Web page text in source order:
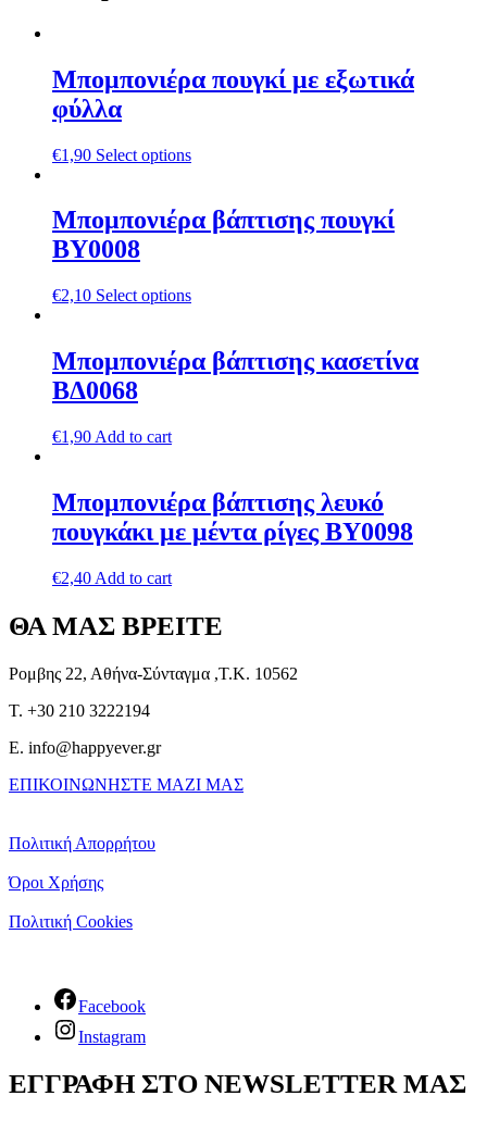
Μπομπονιέρα πουγκί με εξωτικά
φύλλα
€1,90 Select options
Μπομπονιέρα βάπτισης πουγκί
ΒΥ0008
€2,10 Select options
Μπομπονιέρα βάπτισης κασετίνα
ΒΔ0068
€1,90 Add to cart
Μπομπονιέρα βάπτισης λευκό
πουγκάκι με μέντα ρίγες ΒΥ0098
€2,40 Add to cart
ΘΑ ΜΑΣ ΒΡΕΙΤΕ
Ρομβης 22, Αθήνα-Σύνταγμα ,Τ.Κ. 10562
T. +30 210 3222194
E. info@happyever.gr
ΕΠΙΚΟΙΝΩΝΗΣΤΕ ΜΑΖΙ ΜΑΣ
Πολιτική Απορρήτου
Όροι Χρήσης
Πολιτική Cookies
Facebook
Instagram
ΕΓΓΡΑΦΗ ΣΤΟ NEWSLETTER ΜΑΣ